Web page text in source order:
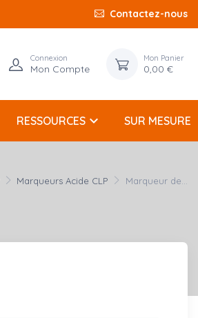
Contactez-nous
Connexion
Mon Compte
Mon Panier
0,00 €
RESSOURCES keyboard_arrow_down SUR MESURE
Marqueurs Acide CLP Marqueur de...